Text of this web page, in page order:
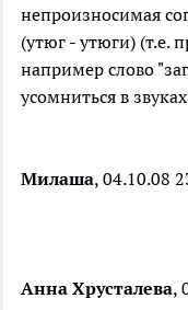
непроизносимая
(утюг - утюги) (т.е.
например слово
усомниться в
Милаша, 04.10.08
Анна Хрусталева,